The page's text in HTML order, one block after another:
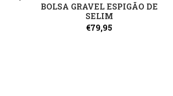
BOLSA GRAVEL ESPIGÃO DE
SELIM
€79,95